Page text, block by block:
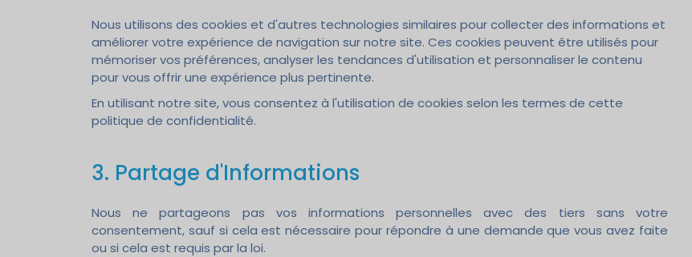
Nous utilisons des cookies et d'autres technologies similaires pour collecter des informations et
améliorer votre expérience de navigation sur notre site. Ces cookies peuvent être utilisés pour
mémoriser vos préférences, analyser les tendances d'utilisation et personnaliser le contenu
pour vous offrir une expérience plus pertinente.
En utilisant notre site, vous consentez à l'utilisation de cookies selon les termes de cette
politique de confidentialité.
3. Partage d'Informations
Nous ne partageons pas vos informations personnelles avec des tiers sans votre
consentement, sauf si cela est nécessaire pour répondre à une demande que vous avez faite
ou si cela est requis par la loi.